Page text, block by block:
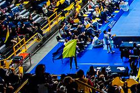
parziale, la Lube spinge
due Keita scarica tutta la
un discreto vantaggio (7-
13. È ancora il centrale
vanno a -1 (14-15). Due
Ace di Zaytsev, ma Verona